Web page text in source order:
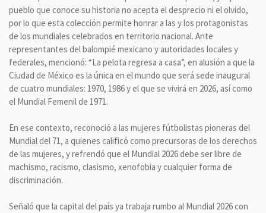
pueblo que conoce su historia no acepta el desprecio ni el olvido,
por lo que esta colección permite honrar a las y los protagonistas
de los mundiales celebrados en territorio nacional. Ante
representantes del balompié mexicano y autoridades locales y
federales, mencionó: “La pelota regresa a casa”, en alusión a que la
Ciudad de México es la única en el mundo que será sede inaugural
de cuatro mundiales: 1970, 1986 y el que se vivirá en 2026, así como
el Mundial Femenil de 1971.
En ese contexto, reconoció a las mujeres fútbolistas pioneras del
Mundial del 71, a quienes calificó como precursoras de los derechos
de las mujeres, y refrendó que el Mundial 2026 debe ser libre de
machismo, racismo, clasismo, xenofobia y cualquier forma de
discriminación.
Señaló que la capital del país ya trabaja rumbo al Mundial 2026 con